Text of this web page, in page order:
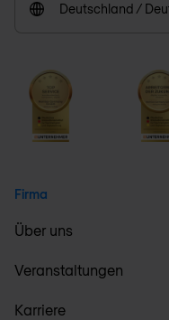
Deutschland /
Firma
Über uns
Veranstaltungen
Karriere